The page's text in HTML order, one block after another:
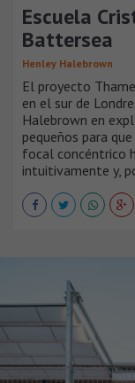
Escuela
Battersea
Henley Halebrown
El proyecto
en el sur de
Halebrown en
pequeños para
focal concéntrico
intuitivamente y,